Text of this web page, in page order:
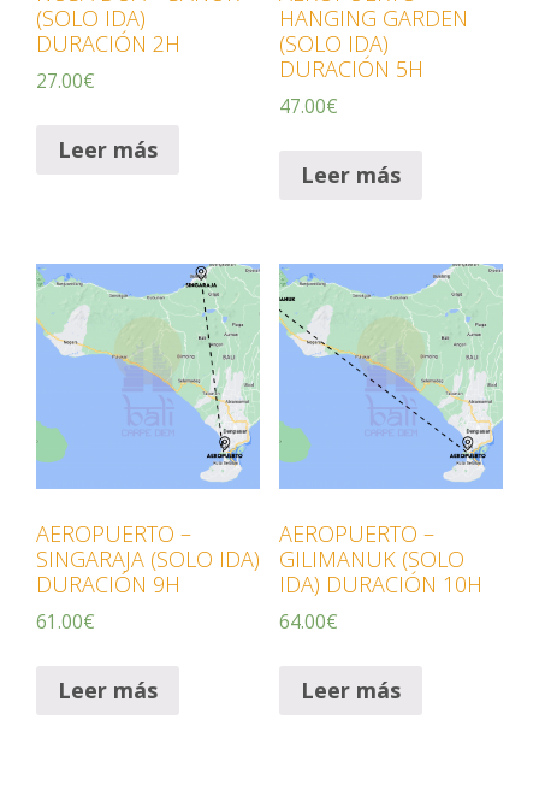
(SOLO IDA)
DURACIÓN 2H
27.00€
Leer más
HANGING GARDEN
(SOLO IDA)
DURACIÓN 5H
47.00€
Leer más
AEROPUERTO –
SINGARAJA (SOLO IDA)
DURACIÓN 9H
61.00€
Leer más
AEROPUERTO –
GILIMANUK (SOLO
IDA) DURACIÓN 10H
64.00€
Leer más